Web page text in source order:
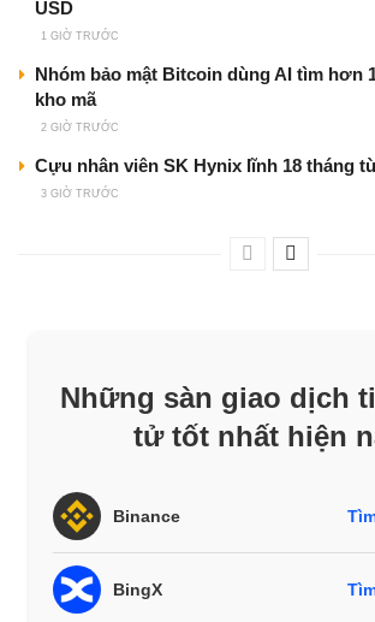
USD
1 GIỜ TRƯỚC
Nhóm bảo mật Bitcoin dùng AI tìm hơn
kho mã
2 GIỜ TRƯỚC
Cựu nhân viên SK Hynix lĩnh 18 tháng
3 GIỜ TRƯỚC
Những sàn giao dịch
tử tốt nhất hiện
Binance
BingX